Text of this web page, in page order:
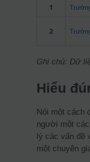
1
2
Ghi chú: Dữ
Hiểu
Nói một cách
người một
lý các vấn đề
một chuyên